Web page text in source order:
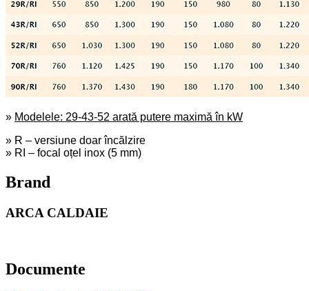
» Modelele: 29-43-52 arată putere maximă în kW
» R – versiune doar încălzire
» RI – focal oțel inox (5 mm)
Brand
ARCA CALDAIE
Documente